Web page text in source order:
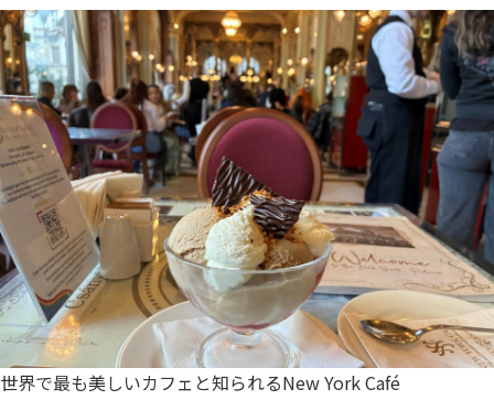
世界で最も美しいカフェと知られるNew York Café